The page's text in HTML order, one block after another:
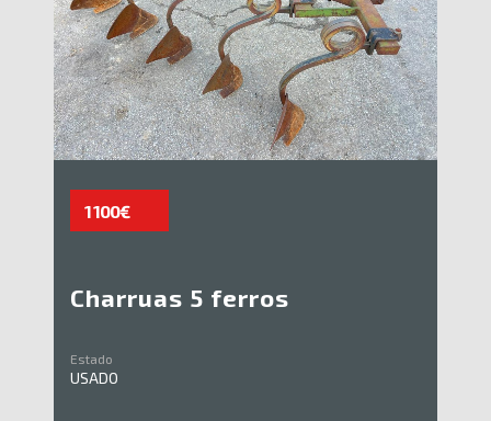
1 100€
Charruas 5 ferros
Estado
USADO